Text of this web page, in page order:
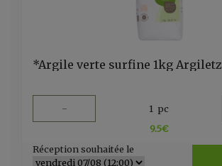
*Argile verte surfine 1kg Argiletz
- 1 pc
9.5€
Réception souhaitée le